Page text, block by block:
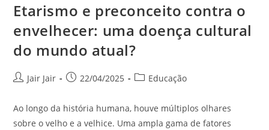
Etarismo e preconceito contra o
envelhecer: uma doença cultural
do mundo atual?
Jair Jair 22/04/2025 Educação
Ao longo da história humana, houve múltiplos olhares
sobre o velho e a velhice. Uma ampla gama de fatores